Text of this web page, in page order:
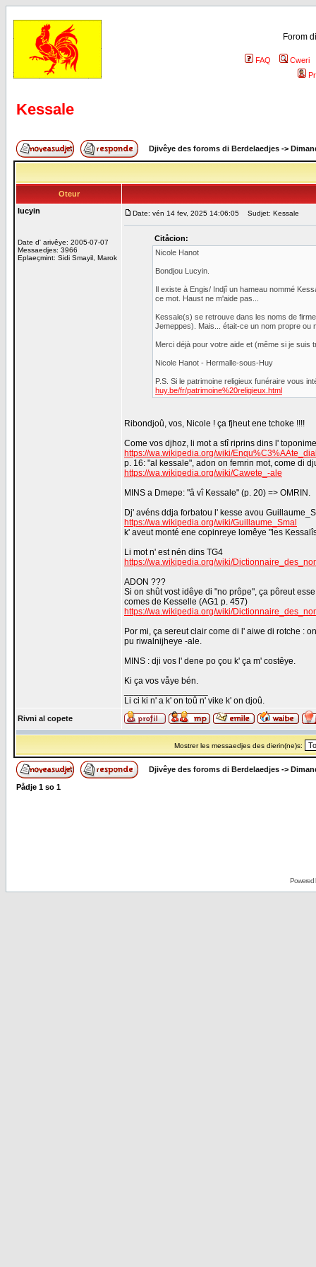
Forom
FAQ
Cweri
Kessale
Djivêye des foroms di Berdelaedjes ->
Oteur
lucyin
Date d' arivêye: 2005-07-07
Messaedjes: 3966
Eplaeçmint: Sidi Smayil, Marok
Date: vén 14 fev, 2025 14:06:05 Sudjet: Kessale
Citåcion:
Nicole Hanot
Bondjou Lucyin.
Il existe à Engis/ Indjî un hameau nommé
ce mot. Haust ne m'aide pas...
Kessale(s) se retrouve dans les noms de
Jemeppes). Mais... était-ce un nom propre ou
Merci déjà pour votre aide et (même si je suis
Nicole Hanot - Hermalle-sous-Huy
P.S. Si le patrimoine religieux funéraire vous
huy.be/fr/patrimoine%20religieux.html
Ribondjoû, vos, Nicole ! ça fjheut ene tchoke !!!!
Come vos djhoz, li mot a stî riprins dins l'
https://wa.wikipedia.org/wiki/
p. 16: "al kessale", adon on femrin mot, come di
https://wa.wikipedia.org/wiki/Cawete_-ale
MINS a Dmepe: "â vî Kessale" (p. 20) => OMRIN.
Dj' avéns ddja forbatou l' kesse avou
https://wa.wikipedia.org/wiki/Guillaume_Smal
k' aveut monté ene copinreye lomêye "les
Li mot n' est nén dins TG4
https://wa.wikipedia.org/wiki/
ADON ???
Si on shût vost idêye di "no prôpe", ça pôreut
comes de Kesselle (AG1 p. 457)
https://wa.wikipedia.org/wiki/
Por mi, ça sereut clair come di l' aiwe di rotche :
pu riwalnijheye -ale.
MINS : dji vos l' dene po çou k' ça m' costêye.
Ki ça vos våye bén.
Li ci ki n' a k' on toû n' vike k' on djoû.
Rivni al copete
Mostrer les messaedjes des dierin(ne)s:
Djivêye des foroms di Berdelaedjes ->
Pådje 1 so 1
Powered